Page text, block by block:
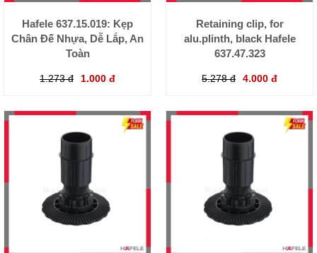
Hafele 637.15.019: Kẹp
Chân Đế Nhựa, Dễ Lắp, An
Toàn
1.273 đ 1.000 đ
Retaining clip, for
alu.plinth, black Hafele
637.47.323
5.278 đ 4.000 đ